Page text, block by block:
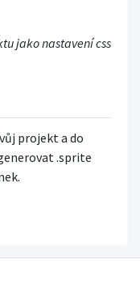
jako nastavení css
projekt a do
.sprite